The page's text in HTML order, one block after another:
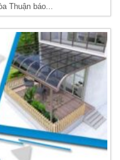
Thuận báo...